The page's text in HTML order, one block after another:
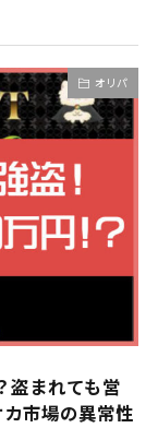
オリパ
盗まれても営
市場の異常性